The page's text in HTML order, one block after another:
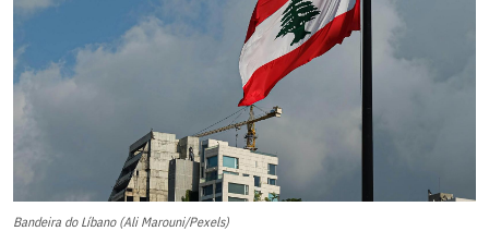
Bandeira do Líbano (Ali Marouni/Pexels)